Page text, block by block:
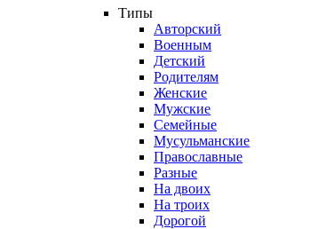
Типы
Авторский
Военным
Детский
Родителям
Женские
Мужские
Семейные
Мусульманские
Православные
Разные
На двоих
На троих
Дорогой